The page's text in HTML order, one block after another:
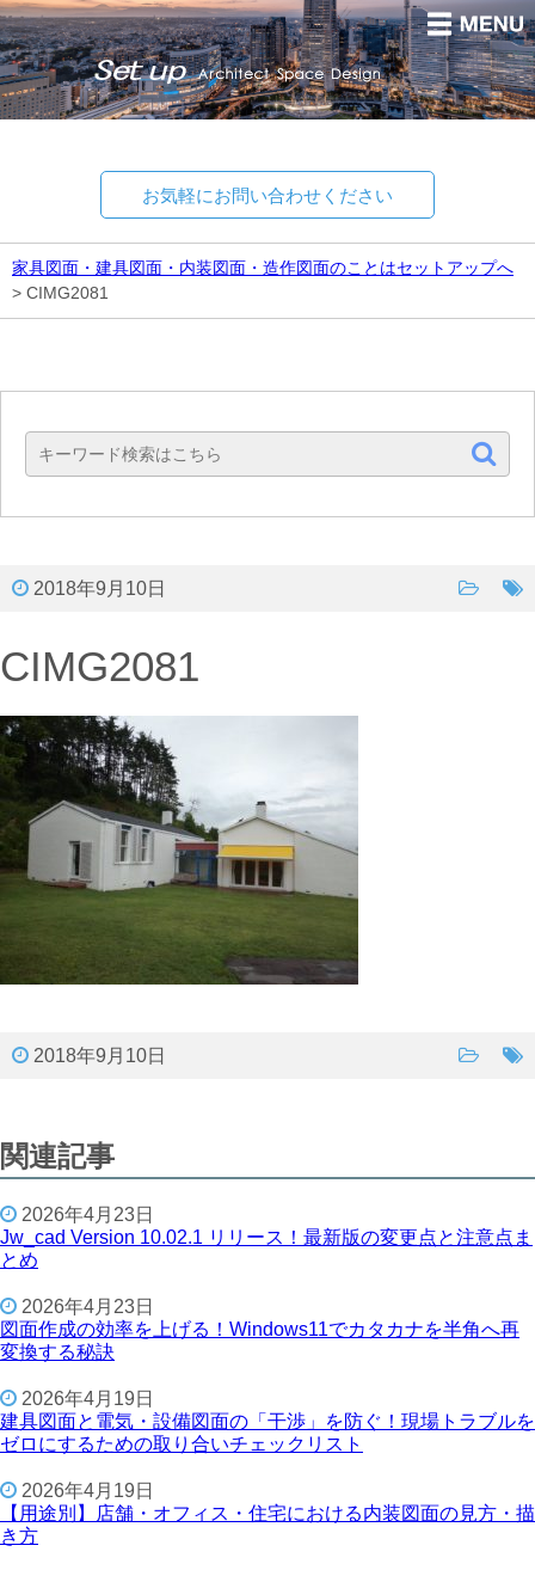
お気軽にお問い合わせください
家具図面・建具図面・内装図面・造作図面のことはセットアップへ
> CIMG2081
2018年9月10日
CIMG2081
2018年9月10日
関連記事
2026年4月23日
Jw_cad Version 10.02.1 リリース！最新版の変更点と注意点ま
とめ
2026年4月23日
図面作成の効率を上げる！Windows11でカタカナを半角へ再
変換する秘訣
2026年4月19日
建具図面と電気・設備図面の「干渉」を防ぐ！現場トラブルを
ゼロにするための取り合いチェックリスト
2026年4月19日
【用途別】店舗・オフィス・住宅における内装図面の見方・描
き方